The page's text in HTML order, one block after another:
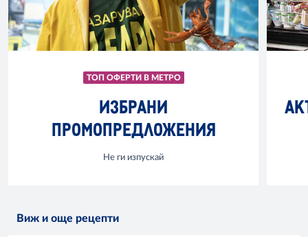
ТОП ОФЕРТИ В МЕТРО
ИЗБРАНИ
ПРОМОПРЕДЛОЖЕНИЯ
Не ги изпускай
Виж и още рецепти